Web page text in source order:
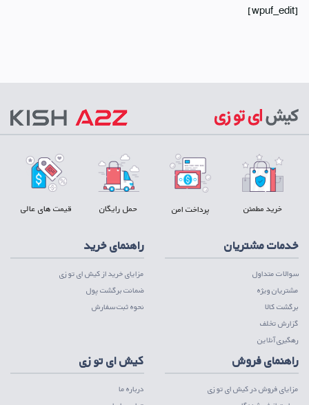
[wpuf_edit]
خرید مطمئن پرداخت امن حمل رایگان قیمت های عالی
خدمات مشتریان
سوالات متداول
مشتریان ویژه
برگشت کالا
گزارش تخلف
رهگیری آنلاین
راهنمای خرید
مزایای خرید از کیش ای تو زی
ضمانت برگشت پول
نحوه ثبت سفارش
راهنمای فروش
مزایای فروش در کیش ای تو زی
کیش ای تو زی
درباره ما